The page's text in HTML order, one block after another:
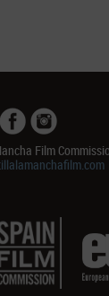
Film